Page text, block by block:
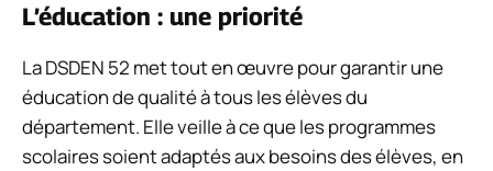
L’éducation : une priorité
La DSDEN 52 met tout en œuvre pour garantir une
éducation de qualité à tous les élèves du
département. Elle veille à ce que les programmes
scolaires soient adaptés aux besoins des élèves, en